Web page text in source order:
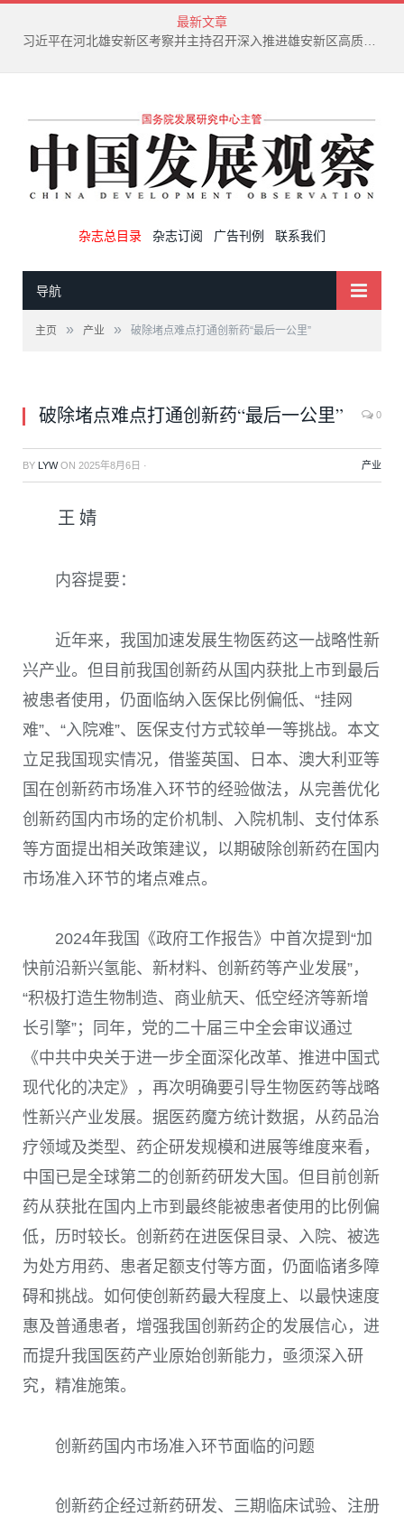
最新文章
新兴产业废弃物循环利用技术演进趋势
杂志总目录 杂志订阅 广告刊例 联系我们
导航
主页 » 产业 » 破除堵点难点打通创新药“最后一公里”
破除堵点难点打通创新药“最后一公里” 0
BY LYWON 2025年8月6日 · 产业
王 婧
内容提要：
近年来，我国加速发展生物医药这一战略性新
兴产业。但目前我国创新药从国内获批上市到最后
被患者使用，仍面临纳入医保比例偏低、“挂网
难”、“入院难”、医保支付方式较单一等挑战。本文
立足我国现实情况，借鉴英国、日本、澳大利亚等
国在创新药市场准入环节的经验做法，从完善优化
创新药国内市场的定价机制、入院机制、支付体系
等方面提出相关政策建议，以期破除创新药在国内
市场准入环节的堵点难点。
2024年我国《政府工作报告》中首次提到“加
快前沿新兴氢能、新材料、创新药等产业发展”，
“积极打造生物制造、商业航天、低空经济等新增
长引擎”；同年，党的二十届三中全会审议通过
《中共中央关于进一步全面深化改革、推进中国式
现代化的决定》，再次明确要引导生物医药等战略
性新兴产业发展。据医药魔方统计数据，从药品治
疗领域及类型、药企研发规模和进展等维度来看，
中国已是全球第二的创新药研发大国。但目前创新
药从获批在国内上市到最终能被患者使用的比例偏
低，历时较长。创新药在进医保目录、入院、被选
为处方用药、患者足额支付等方面，仍面临诸多障
碍和挑战。如何使创新药最大程度上、以最快速度
惠及普通患者，增强我国创新药企的发展信心，进
而提升我国医药产业原始创新能力，亟须深入研
究，精准施策。
创新药国内市场准入环节面临的问题
创新药企经过新药研发、三期临床试验、注册